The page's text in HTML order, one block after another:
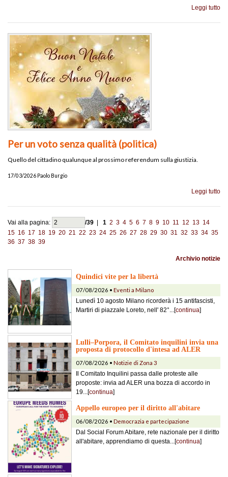
Leggi tutto
Per un voto senza qualità (politica)
Quello del cittadino qualunque al prossimo referendum sulla giustizia.
17/03/2026 Paolo Burgio
Leggi tutto
Vai alla pagina: /39 | 1 2 3 4 5 6 7 8 9 10 11 12 13 14
15 16 17 18 19 20 21 22 23 24 25 26 27 28 29 30 31 32 33 34 35
36 37 38 39
Archivio notizie
Quindici vite per la libertà
07/08/2026 • Eventi a Milano
Lunedì 10 agosto Milano ricorderà i 15 antifascisti,
Martiri di piazzale Loreto, nell' 82°...[continua]
Lulli–Porpora, il Comitato inquilini invia una
proposta di protocollo d'intesa ad ALER
07/08/2026 • Notizie di Zona 3
Il Comitato Inquilini passa dalle proteste alle
proposte: invia ad ALER una bozza di accordo in
19...[continua]
Appello europeo per il diritto all'abitare
06/08/2026 • Democrazia e partecipazione
Dal Social Forum Abitare, rete nazionale per il diritto
all'abitare, apprendiamo di questa...[continua]